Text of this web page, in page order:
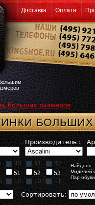
Доставка Оплата
больших размеров
Производитель :
40 41
42
51 52
53
10 10,5 11
Найдено
Моделей
Пар
Сортировать: